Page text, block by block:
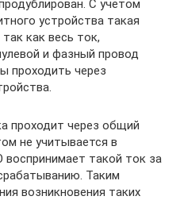
С учетом
устройства такая
как весь ток,
и фазный провод
проходить через
проходит через общий
не учитывается в
такой ток за
Таким
возникновения таких